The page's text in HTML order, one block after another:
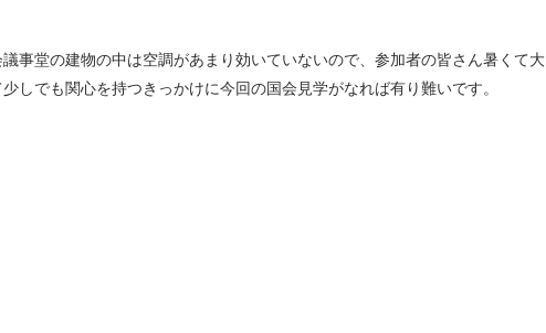
事堂の建物の中は空調があまり効いていないので、参加者の皆さん暑くて大
少しでも関心を持つきっかけに今回の国会見学がなれば有り難いです。